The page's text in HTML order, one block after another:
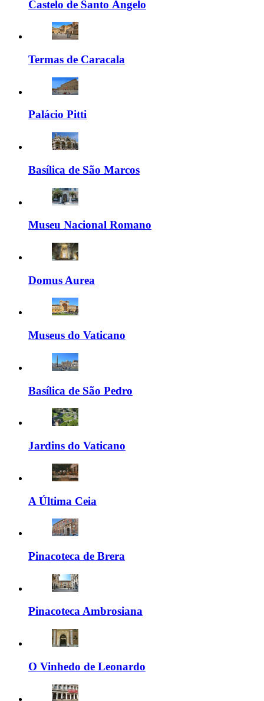
Castelo de Santo Ângelo
Termas de Caracala
Palácio Pitti
Basílica de São Marcos
Museu Nacional Romano
Domus Aurea
Museus do Vaticano
Basílica de São Pedro
Jardins do Vaticano
A Última Ceia
Pinacoteca de Brera
Pinacoteca Ambrosiana
O Vinhedo de Leonardo